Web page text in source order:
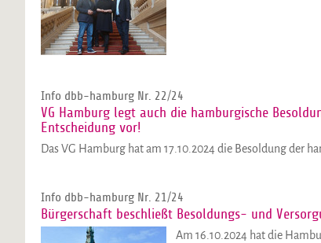
Info dbb-hamburg Nr. 22/24
VG Hamburg legt auch die hamburgische
Entscheidung vor!
Das VG Hamburg hat am 17.10.2024 die Besoldung der
Info dbb-hamburg Nr. 21/24
Bürgerschaft beschließt Besoldungs- und
Am 16.10.2024 hat die